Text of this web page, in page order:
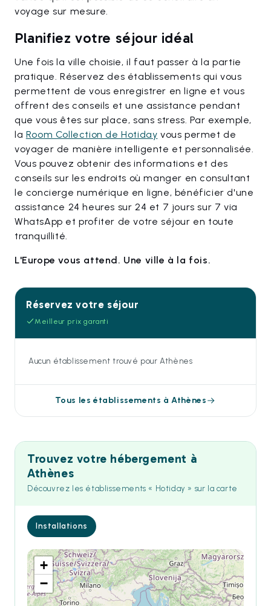
voyage sur mesure.
Planifiez votre séjour idéal
Une fois la ville choisie, il faut passer à la partie
pratique. Réservez des établissements qui vous
permettent de vous enregistrer en ligne et vous
offrent des conseils et une assistance pendant
que vous êtes sur place, sans stress. Par exemple,
la Room Collection de Hotiday vous permet de
voyager de manière intelligente et personnalisée.
Vous pouvez obtenir des informations et des
conseils sur les endroits où manger en consultant
le concierge numérique en ligne, bénéficier d'une
assistance 24 heures sur 24 et 7 jours sur 7 via
WhatsApp et profiter de votre séjour en toute
tranquillité.
L'Europe vous attend. Une ville à la fois.
Réservez votre séjour
Meilleur prix garanti
Aucun établissement trouvé pour Athènes
Tous les établissements à Athènes
Trouvez votre hébergement à
Athènes
Découvrez les établissements « Hotiday » sur la carte
Installations
+
−